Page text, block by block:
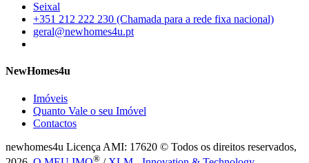
Seixal
+351 212 222 230 (Chamada para a rede fixa nacional)
geral@newhomes4u.pt
NewHomes4u
Imóveis
Quanto Vale o seu Imóvel
Contactos
newhomes4u Licença AMI: 17620 © Todos os direitos reservados,
®